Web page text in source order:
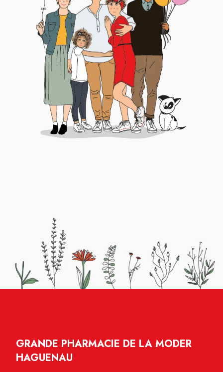
GRANDE PHARMACIE DE LA MODER
HAGUENAU